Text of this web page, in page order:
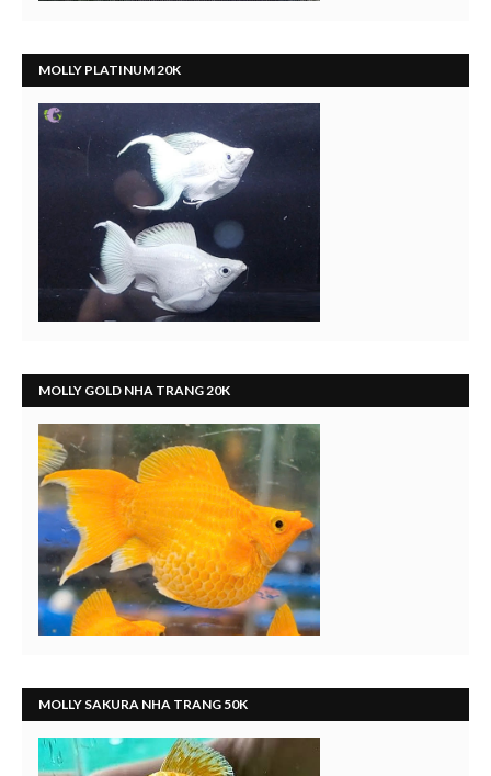
MOLLY PLATINUM 20K
MOLLY GOLD NHA TRANG 20K
MOLLY SAKURA NHA TRANG 50K